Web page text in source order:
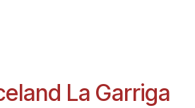
La Garriga